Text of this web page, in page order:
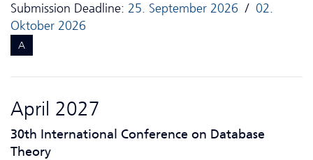
Submission Deadline: 25. September 2026 / 02.
Oktober 2026
A
April 2027
30th International Conference on Database
Theory